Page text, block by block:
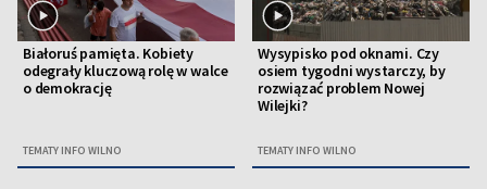
Białoruś pamięta. Kobiety
odegrały kluczową rolę w walce
o demokrację
TEMATY INFO WILNO
Wysypisko pod oknami. Czy
osiem tygodni wystarczy, by
rozwiązać problem Nowej
Wilejki?
TEMATY INFO WILNO